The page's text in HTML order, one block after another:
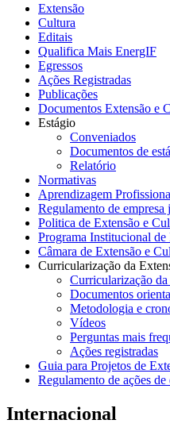
Extensão
Cultura
Editais
Qualifica Mais EnergIF
Egressos
Ações Registradas
Publicações
Documentos Extensão e
Estágio
Conveniados
Documentos de
Relatório
Normativas
Aprendizagem
Regulamento de
Politica de Extensão e
Programa Institucional
Câmara de Extensão e
Curricularização da
Curricularização da
Documentos
Metodologia e
Vídeos
Perguntas mais
Ações registradas
Guia para Projetos de
Regulamento de ações de
Internacional